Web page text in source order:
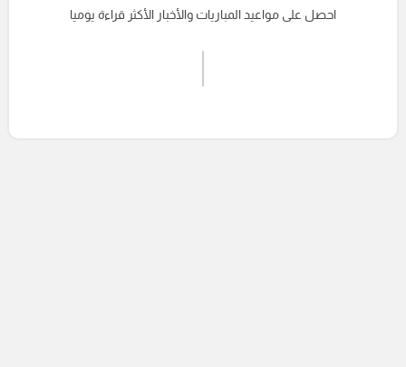
احصل على مواعيد المباريات والأخبار الأكثر قراءة يوميا